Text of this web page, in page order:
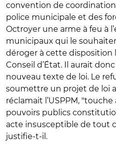
convention de
police municipale et des
Octroyer une arme à feu à
municipaux qui le
déroger à cette disposition
Conseil d’État. Il aurait
nouveau texte de loi. Le
soumettre un projet de loi
réclamait l’USPPM,
pouvoirs publics
acte insusceptible de tout
justifie-t-il.